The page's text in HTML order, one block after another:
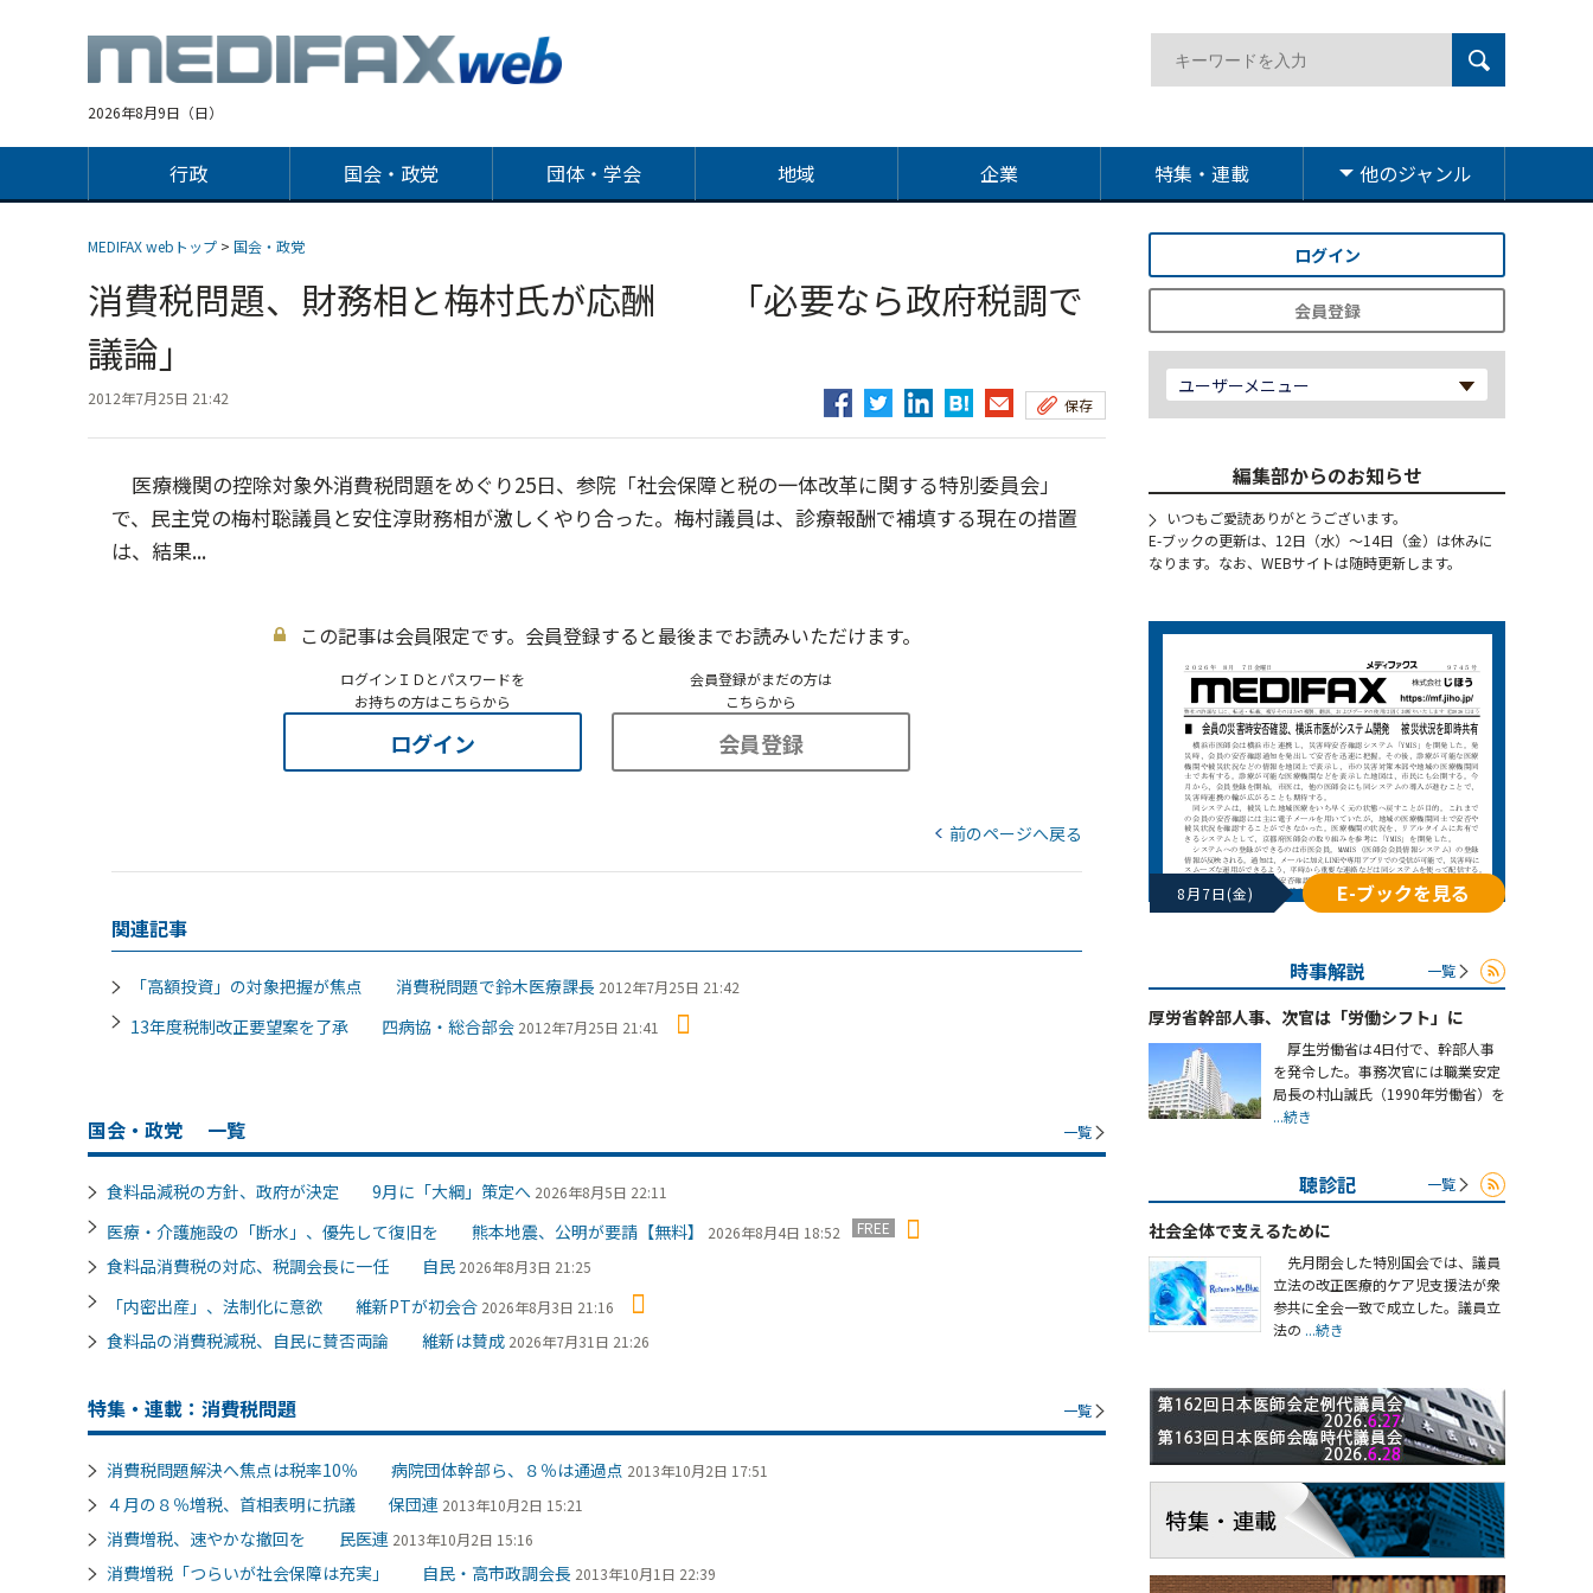
2026年8月9日（日）
行政 国会・政党 団体・学会 地域 企業 特集・連載 他のジャンル
MEDIFAX webトップ > 国会・政党
消費税問題、財務相と梅村氏が応酬 「必要なら政府税調で
議論」
2012年7月25日 21:42 保存
医療機関の控除対象外消費税問題をめぐり25日、参院「社会保障と税の一体改革に関する特別委員会」
で、民主党の梅村聡議員と安住淳財務相が激しくやり合った。梅村議員は、診療報酬で補填する現在の措置
は、結果...
この記事は会員限定です。会員登録すると最後までお読みいただけます。
ログインＩＤとパスワードを
お持ちの方はこちらから
ログイン
会員登録がまだの方は
こちらから
会員登録
前のページへ戻る
関連記事
「高額投資」の対象把握が焦点 消費税問題で鈴木医療課長 2012年7月25日 21:42
13年度税制改正要望案を了承 四病協・総合部会 2012年7月25日 21:41
国会・政党 一覧 一覧
食料品減税の方針、政府が決定 9月に「大綱」策定へ 2026年8月5日 22:11
医療・介護施設の「断水」、優先して復旧を 熊本地震、公明が要請【無料】 2026年8月4日 18:52 FREE
食料品消費税の対応、税調会長に一任 自民 2026年8月3日 21:25
「内密出産」、法制化に意欲 維新PTが初会合 2026年8月3日 21:16
食料品の消費税減税、自民に賛否両論 維新は賛成 2026年7月31日 21:26
特集・連載：消費税問題 一覧
消費税問題解決へ焦点は税率10％ 病院団体幹部ら、８％は通過点 2013年10月2日 17:51
４月の８％増税、首相表明に抗議 保団連 2013年10月2日 15:21
消費増税、速やかな撤回を 民医連 2013年10月2日 15:16
消費増税「つらいが社会保障は充実」 自民・高市政調会長 2013年10月1日 22:39
ログイン
会員登録
ユーザーメニュー
編集部からのお知らせ
いつもご愛読ありがとうございます。
E-ブックの更新は、12日（水）～14日（金）は休みに
なります。なお、WEBサイトは随時更新します。
8月7日(金) E-ブックを見る
時事解説 一覧
厚労省幹部人事、次官は「労働シフト」に
厚生労働省は4日付で、幹部人事
を発令した。事務次官には職業安定
局長の村山誠氏（1990年労働省）を
...続き
聴診記 一覧
社会全体で支えるために
先月閉会した特別国会では、議員
立法の改正医療的ケア児支援法が衆
参共に全会一致で成立した。議員立
法の ...続き